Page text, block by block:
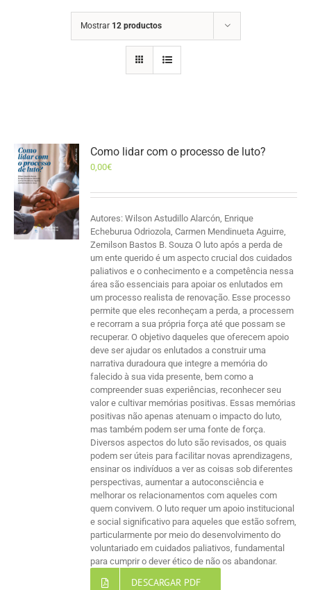
Mostrar 12 productos
Como lidar com o processo de luto?
0,00€
Autores: Wilson Astudillo Alarcón, Enrique
Echeburua Odriozola, Carmen Mendinueta Aguirre,
Zemilson Bastos B. Souza O luto após a perda de
um ente querido é um aspecto crucial dos cuidados
paliativos e o conhecimento e a competência nessa
área são essenciais para apoiar os enlutados em
um processo realista de renovação. Esse processo
permite que eles reconheçam a perda, a processem
e recorram a sua própria força até que possam se
recuperar. O objetivo daqueles que oferecem apoio
deve ser ajudar os enlutados a construir uma
narrativa duradoura que integre a memória do
falecido à sua vida presente, bem como a
compreender suas experiências, reconhecer seu
valor e cultivar memórias positivas. Essas memórias
positivas não apenas atenuam o impacto do luto,
mas também podem ser uma fonte de força.
Diversos aspectos do luto são revisados, os quais
podem ser úteis para facilitar novas aprendizagens,
ensinar os indivíduos a ver as coisas sob diferentes
perspectivas, aumentar a autoconsciência e
melhorar os relacionamentos com aqueles com
quem convivem. O luto requer um apoio institucional
e social significativo para aqueles que estão sofrem,
particularmente por meio do desenvolvimento do
voluntariado em cuidados paliativos, fundamental
para cumprir o dever ético de não os abandonar.
DESCARGAR PDF